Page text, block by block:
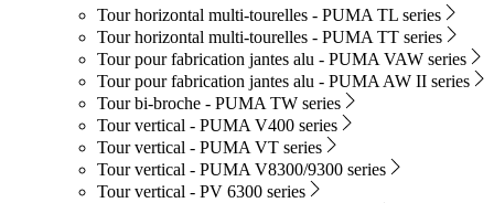
Tour horizontal multi-tourelles - PUMA TL series
Tour horizontal multi-tourelles - PUMA TT series
Tour pour fabrication jantes alu - PUMA VAW series
Tour pour fabrication jantes alu - PUMA AW II series
Tour bi-broche - PUMA TW series
Tour vertical - PUMA V400 series
Tour vertical - PUMA VT series
Tour vertical - PUMA V8300/9300 series
Tour vertical - PV 6300 series